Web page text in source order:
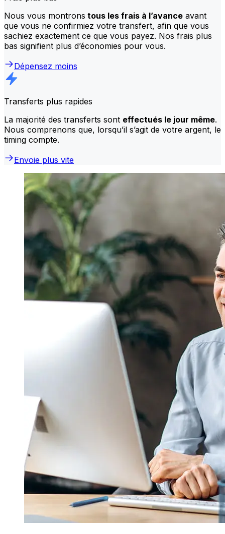
Nous vous montrons tous les frais à l’avance avant
que vous ne confirmiez votre transfert, afin que vous
sachiez exactement ce que vous payez. Nos frais plus
bas signifient plus d’économies pour vous.
Dépensez moins
Transferts plus rapides
La majorité des transferts sont effectués le jour même.
Nous comprenons que, lorsqu’il s’agit de votre argent, le
timing compte.
Envoie plus vite